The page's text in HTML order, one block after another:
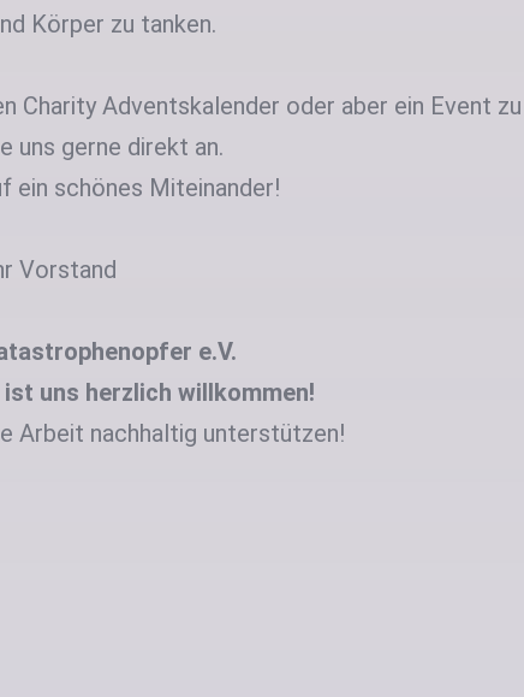
Körper zu tanken.
Adventskalender oder aber ein Event
uns gerne direkt an.
ein schönes Miteinander!
Vorstand
e.V.
ist uns herzlich willkommen!
Arbeit nachhaltig unterstützen!